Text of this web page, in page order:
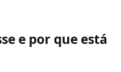
e por que está